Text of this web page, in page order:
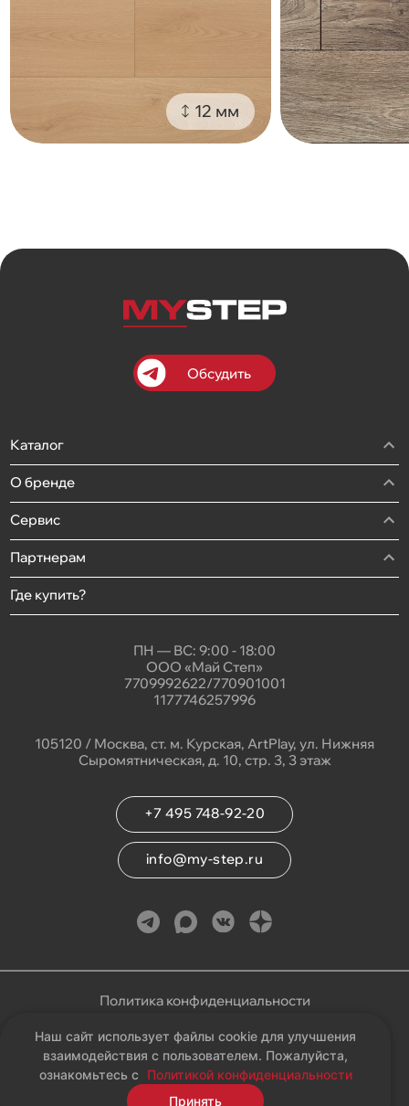
12 мм
Обсудить
Каталог
О бренде
Сервис
Партнерам
Где купить?
ПН — ВС: 9:00 - 18:00
ООО «Май Степ»
7709992622/770901001
1177746257996
105120 / Москва, ст. м. Курская, ArtPlay, ул. Нижняя
Сыромятническая, д. 10, стр. 3, 3 этаж
+7 495 748-92-20
info@my-step.ru
Политика конфиденциальности
Соглашение на обработку персональных данных
Карта сайта
Наш сайт использует файлы cookie для улучшения
взаимодействия с пользователем. Пожалуйста,
ознакомьтесь с
Политикой конфиденциальности
Принять